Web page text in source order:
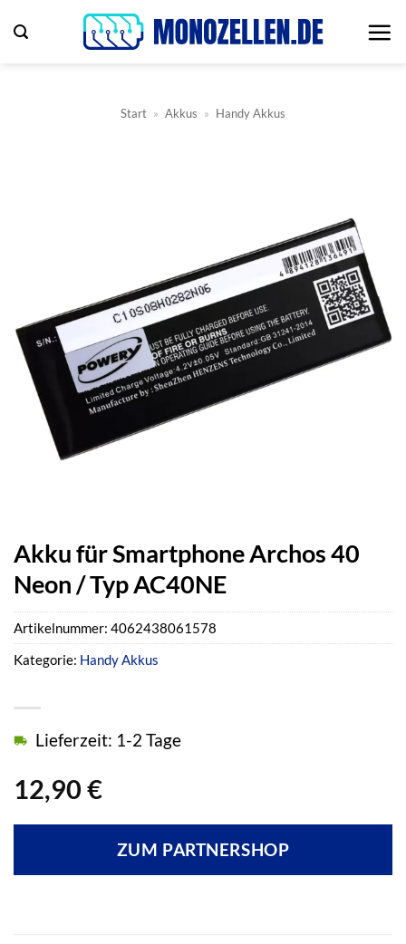
Inhalt
Start » Akkus » Handy Akkus
Akku für Smartphone Archos 40
Neon / Typ AC40NE
12,90 €
Lieferzeit: 1-2 Tage
ZUM PARTNERSHOP
Artikelnummer: 4062438061578
Kategorie: Handy Akkus